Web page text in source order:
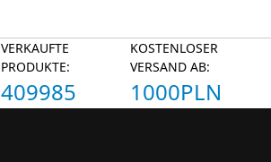
VERKAUFTE
PRODUKTE:
409985
KOSTENLOSER
VERSAND AB:
1000PLN